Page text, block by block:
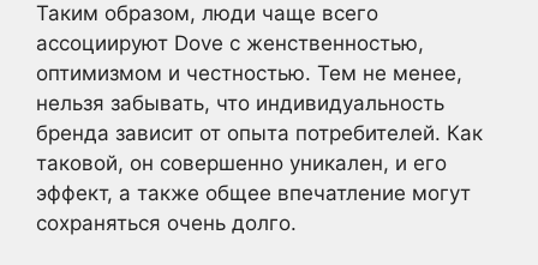
Таким образом, люди чаще всего
ассоциируют Dove с женственностью,
оптимизмом и честностью. Тем не менее,
нельзя забывать, что индивидуальность
бренда зависит от опыта потребителей. Как
таковой, он совершенно уникален, и его
эффект, а также общее впечатление могут
сохраняться очень долго.